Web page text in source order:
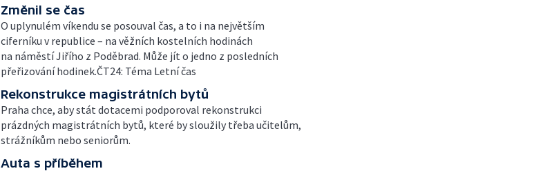
Změnil se čas
O uplynulém víkendu se posouval čas, a to i na největším
ciferníku v republice – na věžních kostelních hodinách
na náměstí Jiřího z Poděbrad. Může jít o jedno z posledních
přeřizování hodinek.ČT24: Téma Letní čas
Rekonstrukce magistrátních bytů
Praha chce, aby stát dotacemi podporoval rekonstrukci
prázdných magistrátních bytů, které by sloužily třeba učitelům,
strážníkům nebo seniorům.
Auta s příběhem